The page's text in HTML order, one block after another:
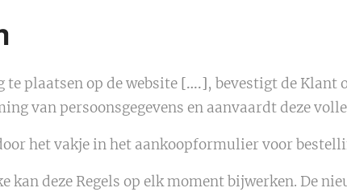
plaatsen op de website [….], bevestigt de Klant
van persoonsgegevens en aanvaardt deze
het vakje in het aankoopformulier voor
kan deze Regels op elk moment bijwerken. De